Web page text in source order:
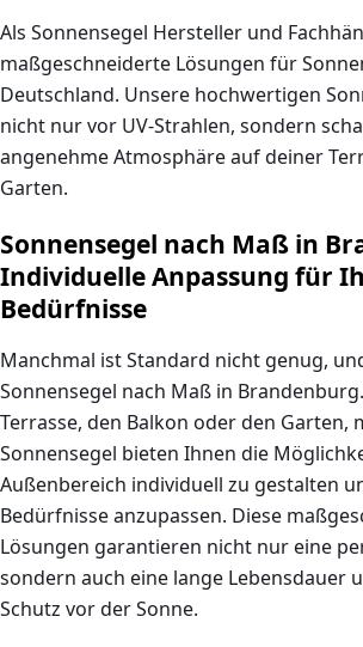
Als Sonnensegel Hersteller und
maßgeschneiderte Lösungen für
Deutschland. Unsere hochwertigen
nicht nur vor UV-Strahlen, sondern
angenehme Atmosphäre auf deiner
Garten.
Sonnensegel nach Maß in
Individuelle Anpassung für
Bedürfnisse
Manchmal ist Standard nicht genug,
Sonnensegel nach Maß in Brandenburg
Terrasse, den Balkon oder den Garten,
Sonnensegel bieten Ihnen die
Außenbereich individuell zu gestalten
Bedürfnisse anzupassen. Diese
Lösungen garantieren nicht nur eine
sondern auch eine lange Lebensdauer
Schutz vor der Sonne.